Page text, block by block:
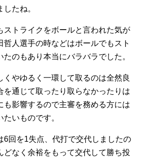
たね。
ストライクをボールと言われた気が
哲人選手の時などはボールでもスト
のもあり本当にバラバラでした。
くやゆるく一環して取るのは全然良
を通じて取ったり取らなかったりは
も影響するので主審を務める方には
いものです。
6回を1失点、代打で交代しましたの
どなく余裕をもって交代して勝ち投